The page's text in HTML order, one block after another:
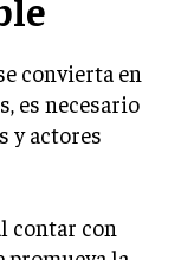
convierta en
es necesario
y actores
contar con